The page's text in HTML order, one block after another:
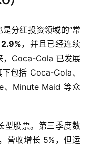
分红投资领域的“常
2.9%，并且已经连续
，Coca-Cola 已发展
包括 Coca-Cola、
、Minute Maid 等众
型股票。第三季度数
营收增长 5%，但运